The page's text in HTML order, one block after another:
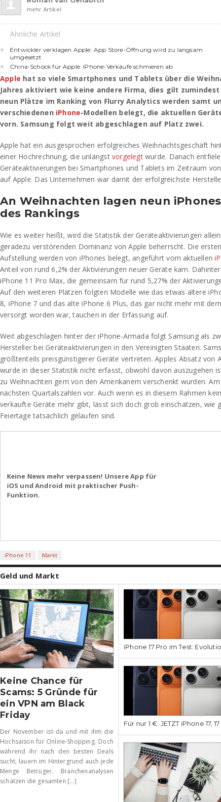
mehr Artikel
Ähnliche Artikel
Entwickler verklagen Apple: App Store-Öffnung wird zu langsam
umgesetzt
China-Schock für Apple: iPhone-Verkäufe schmieren ab
Apple hat so viele Smartphones und Tablets über die
Jahres aktiviert wie keine andere Firma, dies gilt
neun Plätze im Ranking von Flurry Analytics werden samt
verschiedenen iPhone-Modellen belegt, die aktuellen
vorn. Samsung folgt weit abgeschlagen auf Platz zwei.
Apple hat ein ausgesprochen erfolgreiches Weihnachtsgeschäft
einer Hochrechnung, die unlängst vorgelegtwurde. Danach
Geräteaktivierungen bei Smartphones und Tablets im Zeitraum
auf Apple. Das Unternehmen war damit der erfolgreichste
An Weihnachten lagen neun
des Rankings
Wie es weiter heißt, wird die Statistik der Geräteaktivierungen
geradezu verstörenden Dominanz von Apple beherrscht. Die
Aufstellung werden von iPhones belegt, angeführt vom aktuellen
Anteil von rund 6,2% der Aktivierungen neuer Geräte kam.
iPhone 11 Pro Max, die gemeinsam für rund 5,27% der
Auf den weiteren Plätzen folgten Modelle wie das etwas ältere
8, iPhone 7 und das alte iPhone 6 Plus, das gar nicht mehr mit
versorgt worden war, tauchen in der Erfassung auf.
Weit abgeschlagen hinter der iPhone-Armada folgt Samsung als
Hersteller bei Geräteaktivierungen in den Vereinigten Staaten.
größtenteils preisgünstigerer Geräte vertreten. Apples Absatz von
wurde in dieser Statistik nicht erfasst, obwohl davon auszugehen
zu Weihnachten gern von den Amerikanern verschenkt wurden.
nächsten Quartalszahlen vor. Auch wenn es in diesem Rahmen
verkaufte Geräte mehr gibt, lässt sich doch grob einschätzen, wie
Feiertage tatsächlich gelaufen sind.
Keine News mehr verpassen! Unsere App für
iOS und Android mit praktischer Push-
Funktion.
iPhone 11 Markt
Geld und Markt
Keine Chance für
Scams: 5 Gründe für
ein VPN am Black
Friday
Der November ist da und mit ihm die
Hochsaison für Online-Shopping. Doch
während ihr nach den besten Deals
sucht, lauern im Hintergrund auch jede
Menge Betrüger. Branchenanalysen
schätzen die gesamten [...]
iPhone 17 Pro im Test:
Für nur 1 €: JETZT iPhone 17,